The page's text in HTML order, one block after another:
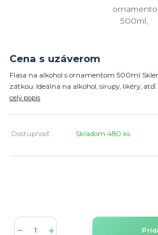
Cena s uzáverom
Flasa na alkohol s ornamentom 500ml
zátkou. Ideálna na alkohol, sirupy, likéry,
celý popis
Dostupnosť Skladom 480 ks